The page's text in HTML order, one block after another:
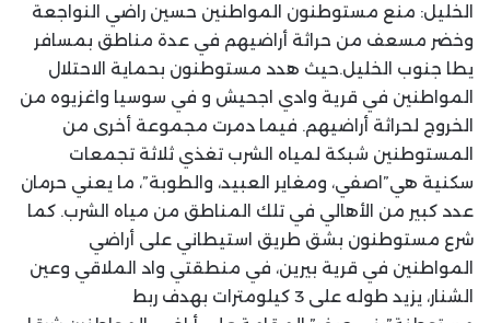
الخليل: منع مستوطنون المواطنين حسين راضي النواجعة
وخضر مسعف من حراثة أراضيهم في عدة مناطق بمسافر
يطا جنوب الخليل.حيث هدد مستوطنون بحماية الاحتلال
المواطنين في قرية وادي اجحيش و في سوسيا واغزيوه من
الخروج لحراثة أراضيهم. فيما دمرت مجموعة أخرى من
المستوطنين شبكة لمياه الشرب تغذي ثلاثة تجمعات
سكنية هي”اصفي، ومغاير العبيد، والطوبة”، ما يعني حرمان
عدد كبير من الأهالي في تلك المناطق من مياه الشرب. كما
شرع مستوطنون بشق طريق استيطاني على أراضي
المواطنين في قرية بيرين، في منطقتي واد الملاقي وعين
الشنار، يزيد طوله على 3 كيلومترات بهدف ربط